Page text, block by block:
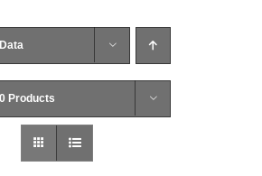
Data
Products